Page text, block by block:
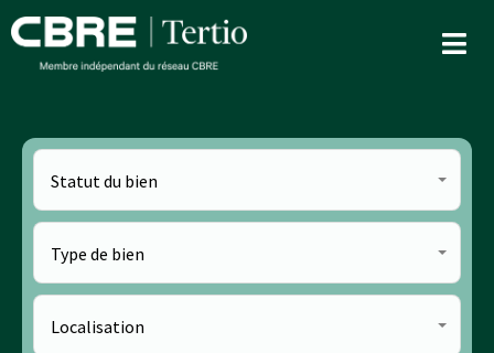
Statut du bien
Type de bien
Localisation